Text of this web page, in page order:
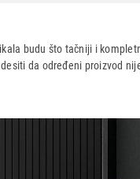
budu što tačniji i
da određeni proizvod